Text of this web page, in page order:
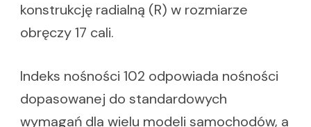
konstrukcję radialną (R) w rozmiarze
obręczy 17 cali.
Indeks nośności 102 odpowiada nośności
dopasowanej do standardowych
wymagań dla wielu modeli samochodów, a